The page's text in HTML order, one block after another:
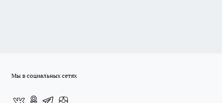
Мы в социальных сетях